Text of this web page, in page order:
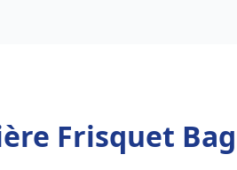
Frisquet